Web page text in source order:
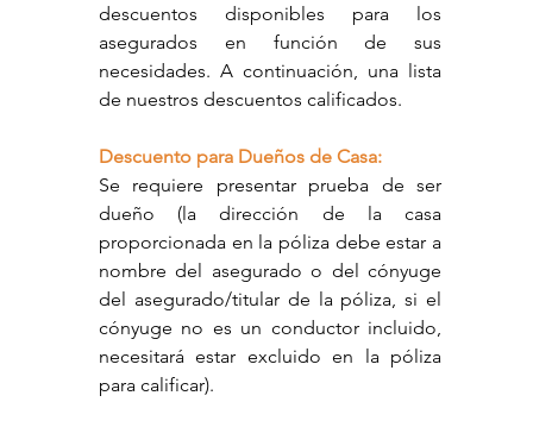
descuentos disponibles para los
asegurados en función de sus
necesidades. A continuación, una lista
de nuestros descuentos calificados.
Descuento para Dueños de Casa:
Se requiere presentar prueba de ser
dueño (la dirección de la casa
proporcionada en la póliza debe estar a
nombre del asegurado o del cónyuge
del asegurado/titular de la póliza, si el
cónyuge no es un conductor incluido,
necesitará estar excluido en la póliza
para calificar).